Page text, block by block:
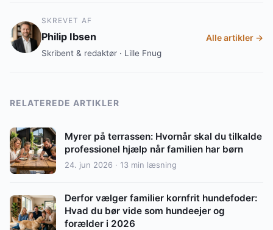
SKREVET AF
Philip Ibsen
Skribent & redaktør · Lille Fnug
Alle artikler →
RELATEREDE ARTIKLER
Myrer på terrassen: Hvornår skal du tilkalde
professionel hjælp når familien har børn
24. jun 2026 · 13 min læsning
Derfor vælger familier kornfrit hundefoder:
Hvad du bør vide som hundeejer og
forælder i 2026